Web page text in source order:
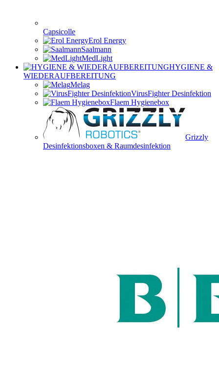
Capsicolle
Erol Energy
Saalmann
MedLight
HYGIENE &
WIEDERAUFBEREITUNG
Melag
VirusFighter Desinfektion
Flaem Hygienebox
Grizzly
Desinfektionsboxen & Raumdesinfektion